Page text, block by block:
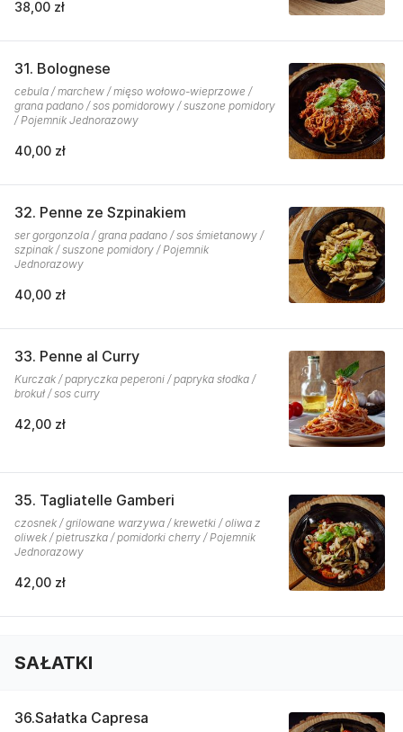
38,00 zł
31. Bolognese
cebula / marchew / mięso wołowo-wieprzowe /
grana padano / sos pomidorowy / suszone pomidory
/ Pojemnik Jednorazowy
40,00 zł
32. Penne ze Szpinakiem
ser gorgonzola / grana padano / sos śmietanowy /
szpinak / suszone pomidory / Pojemnik
Jednorazowy
40,00 zł
33. Penne al Curry
Kurczak / papryczka peperoni / papryka słodka /
brokuł / sos curry
42,00 zł
35. Tagliatelle Gamberi
czosnek / grilowane warzywa / krewetki / oliwa z
oliwek / pietruszka / pomidorki cherry / Pojemnik
Jednorazowy
42,00 zł
SAŁATKI
36.Sałatka Capresa